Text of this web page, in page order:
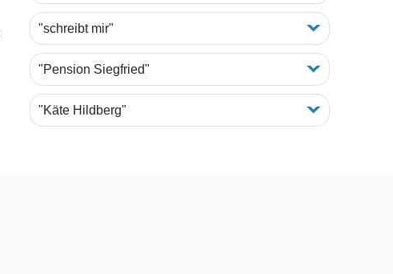
"schreibt mir"
"Pension Siegfried"
"Käte Hildberg"